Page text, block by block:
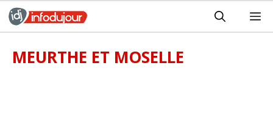
Aller
au
MEURTHE ET MOSELLE